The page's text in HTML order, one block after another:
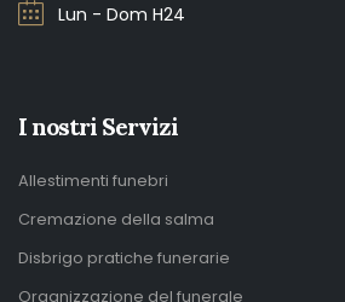
Lun - Dom H24
I nostri Servizi
Allestimenti funebri
Cremazione della salma
Disbrigo pratiche funerarie
Organizzazione del funerale